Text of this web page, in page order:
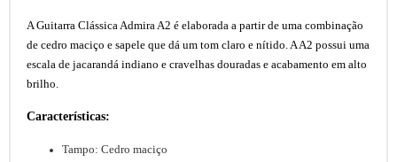
A Guitarra Clássica Admira A2 é elaborada a partir de uma combinação
de cedro maciço e sapele que dá um tom claro e nítido. A A2 possui uma
escala de jacarandá indiano e cravelhas douradas e acabamento em alto
brilho.
Características:
Tampo: Cedro maciço